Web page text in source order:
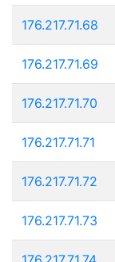
176.217.71.68
176.217.71.69
176.217.71.70
176.217.71.71
176.217.71.72
176.217.71.73